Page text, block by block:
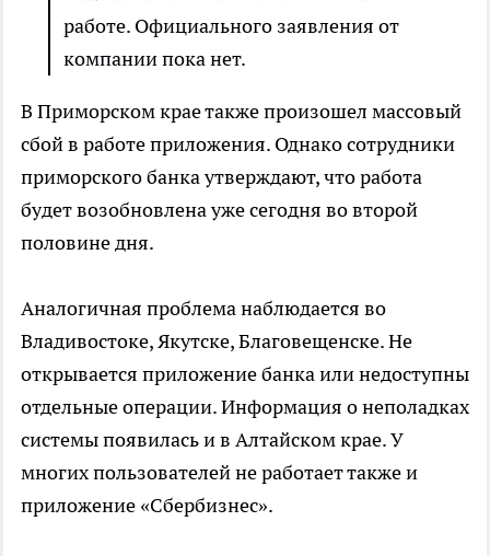
работе. Официального заявления от
компании пока нет.
В Приморском крае также произошел массовый
сбой в работе приложения. Однако сотрудники
приморского банка утверждают, что работа
будет возобновлена уже сегодня во второй
половине дня.
Аналогичная проблема наблюдается во
Владивостоке, Якутске, Благовещенске. Не
открывается приложение банка или недоступны
отдельные операции. Информация о неполадках
системы появилась и в Алтайском крае. У
многих пользователей не работает также и
приложение «Сбербизнес».